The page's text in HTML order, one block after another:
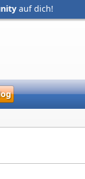
auf dich!